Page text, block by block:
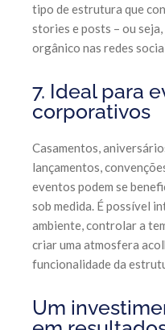
tipo de estrutura que
stories e posts – ou
orgânico nas redes
7. Ideal para
corporativos
Casamentos,
lançamentos,
eventos podem se
sob medida. É possível
ambiente, controlar a
criar uma atmosfera
funcionalidade da
Um